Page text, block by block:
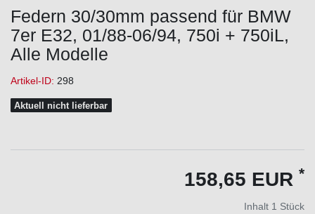
Federn 30/30mm passend für BMW
7er E32, 01/88-06/94, 750i + 750iL,
Alle Modelle
Artikel-ID: 298
Aktuell nicht lieferbar
158,65 EUR *
Inhalt 1 Stück